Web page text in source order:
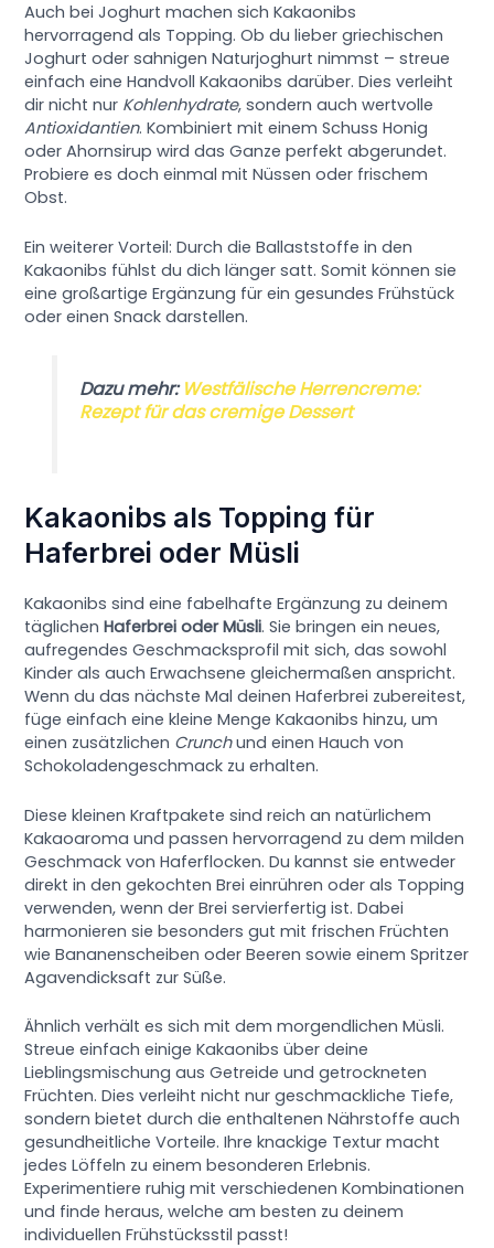
Auch bei Joghurt machen sich Kakaonibs
hervorragend als Topping. Ob du lieber griechischen
Joghurt oder sahnigen Naturjoghurt nimmst – streue
einfach eine Handvoll Kakaonibs darüber. Dies verleiht
dir nicht nur Kohlenhydrate, sondern auch wertvolle
Antioxidantien. Kombiniert mit einem Schuss Honig
oder Ahornsirup wird das Ganze perfekt abgerundet.
Probiere es doch einmal mit Nüssen oder frischem
Obst.
Ein weiterer Vorteil: Durch die Ballaststoffe in den
Kakaonibs fühlst du dich länger satt. Somit können sie
eine großartige Ergänzung für ein gesundes Frühstück
oder einen Snack darstellen.
Dazu mehr:Westfälische Herrencreme:
Rezept für das cremige Dessert
Kakaonibs als Topping für
Haferbrei oder Müsli
Kakaonibs sind eine fabelhafte Ergänzung zu deinem
täglichenHaferbrei oder Müsli. Sie bringen ein neues,
aufregendes Geschmacksprofil mit sich, das sowohl
Kinder als auch Erwachsene gleichermaßen anspricht.
Wenn du das nächste Mal deinen Haferbrei zubereitest,
füge einfach eine kleine Menge Kakaonibs hinzu, um
einen zusätzlichen Crunchund einen Hauch von
Schokoladengeschmack zu erhalten.
Diese kleinen Kraftpakete sind reich an natürlichem
Kakaoaroma und passen hervorragend zu dem milden
Geschmack von Haferflocken. Du kannst sie entweder
direkt in den gekochten Brei einrühren oder als Topping
verwenden, wenn der Brei servierfertig ist. Dabei
harmonieren sie besonders gut mit frischen Früchten
wie Bananenscheiben oder Beeren sowie einem Spritzer
Agavendicksaft zur Süße.
Ähnlich verhält es sich mit dem morgendlichen Müsli.
Streue einfach einige Kakaonibs über deine
Lieblingsmischung aus Getreide und getrockneten
Früchten. Dies verleiht nicht nur geschmackliche Tiefe,
sondern bietet durch die enthaltenen Nährstoffe auch
gesundheitliche Vorteile. Ihre knackige Textur macht
jedes Löffeln zu einem besonderen Erlebnis.
Experimentiere ruhig mit verschiedenen Kombinationen
und finde heraus, welche am besten zu deinem
individuellen Frühstücksstil passt!